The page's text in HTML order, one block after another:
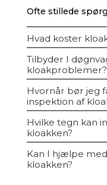
Ofte stillede
Hvad koster
Tilbyder I
kloakproblemer?
Hvornår bør jeg
inspektion af
Hvilke tegn kan
kloakken?
Kan I hjælpe
kloakken?